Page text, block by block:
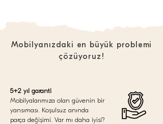
Mobilyanızdaki en büyük problemi
çözüyoruz!
5+2 yıl garanti
Mobilyalarımıza olan güvenin bir
yansıması. Koşulsuz anında
parça değişimi. Var mı daha iyisi?